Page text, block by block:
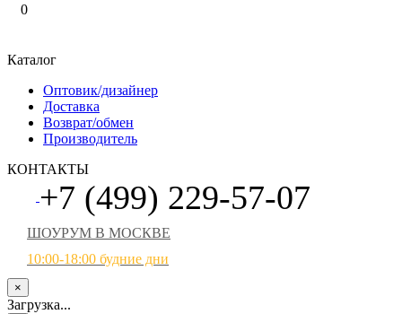
0
Каталог
Оптовик/дизайнер
Доставка
Возврат/обмен
Производитель
КОНТАКТЫ
+7 (499) 229-57-07
ШОУРУМ В МОСКВЕ
10:00-18:00 будние дни
×
Загрузка...